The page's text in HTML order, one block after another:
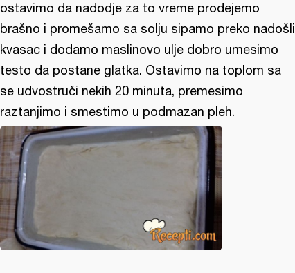
ostavimo da nadodje za to vreme prodejemo
brašno i promešamo sa solju sipamo preko nadošli
kvasac i dodamo maslinovo ulje dobro umesimo
testo da postane glatka. Ostavimo na toplom sa
se udvostruči nekih 20 minuta, premesimo
raztanjimo i smestimo u podmazan pleh.